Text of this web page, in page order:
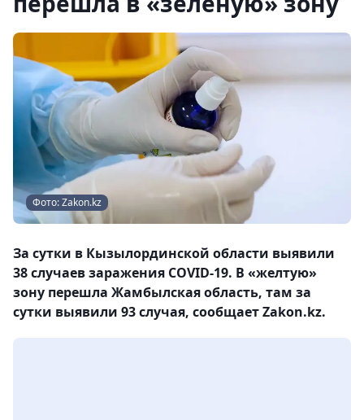
Фото: Zakon.kz
За сутки в Кызылординской области выявили
38 случаев заражения COVID-19. В «желтую»
зону перешла Жамбылская область, там за
сутки выявили 93 случая, сообщает Zakon.kz.